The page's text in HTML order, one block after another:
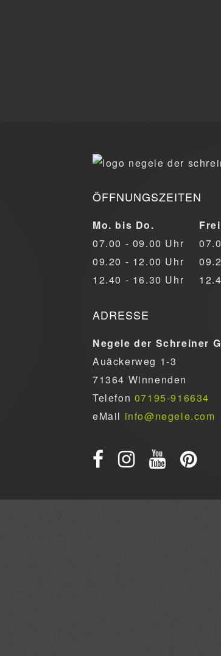
ÖFFNUNGSZEITEN
Mo. bis Do.
07.00 - 09.00 Uhr
09.20 - 12.00 Uhr
12.40 - 16.30 Uhr
ADRESSE
Negele der Schreiner
Auäckerweg 1-3
71364 Winnenden
Telefon 07195-916634
eMail info@negele.com